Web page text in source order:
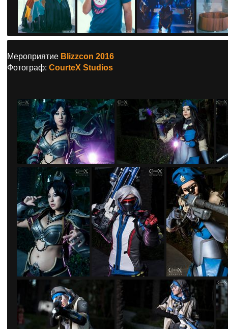
Мероприятие Blizzcon 2016
Фотограф: CourteX Studios